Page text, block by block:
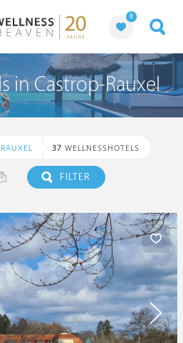
0
in Castrop-Rauxel
37 WELLNESSHOTELS
FILTER